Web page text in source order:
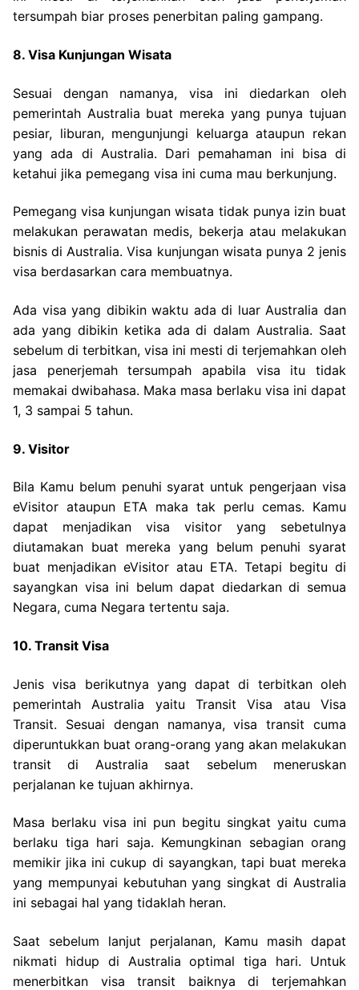
tersumpah biar proses penerbitan paling gampang.
8. Visa Kunjungan Wisata
Sesuai dengan namanya, visa ini diedarkan oleh
pemerintah Australia buat mereka yang punya tujuan
pesiar, liburan, mengunjungi keluarga ataupun rekan
yang ada di Australia. Dari pemahaman ini bisa di
ketahui jika pemegang visa ini cuma mau berkunjung.
Pemegang visa kunjungan wisata tidak punya izin buat
melakukan perawatan medis, bekerja atau melakukan
bisnis di Australia. Visa kunjungan wisata punya 2 jenis
visa berdasarkan cara membuatnya.
Ada visa yang dibikin waktu ada di luar Australia dan
ada yang dibikin ketika ada di dalam Australia. Saat
sebelum di terbitkan, visa ini mesti di terjemahkan oleh
jasa penerjemah tersumpah apabila visa itu tidak
memakai dwibahasa. Maka masa berlaku visa ini dapat
1, 3 sampai 5 tahun.
9. Visitor
Bila Kamu belum penuhi syarat untuk pengerjaan visa
eVisitor ataupun ETA maka tak perlu cemas. Kamu
dapat menjadikan visa visitor yang sebetulnya
diutamakan buat mereka yang belum penuhi syarat
buat menjadikan eVisitor atau ETA. Tetapi begitu di
sayangkan visa ini belum dapat diedarkan di semua
Negara, cuma Negara tertentu saja.
10. Transit Visa
Jenis visa berikutnya yang dapat di terbitkan oleh
pemerintah Australia yaitu Transit Visa atau Visa
Transit. Sesuai dengan namanya, visa transit cuma
diperuntukkan buat orang-orang yang akan melakukan
transit di Australia saat sebelum meneruskan
perjalanan ke tujuan akhirnya.
Masa berlaku visa ini pun begitu singkat yaitu cuma
berlaku tiga hari saja. Kemungkinan sebagian orang
memikir jika ini cukup di sayangkan, tapi buat mereka
yang mempunyai kebutuhan yang singkat di Australia
ini sebagai hal yang tidaklah heran.
Saat sebelum lanjut perjalanan, Kamu masih dapat
nikmati hidup di Australia optimal tiga hari. Untuk
menerbitkan visa transit baiknya di terjemahkan